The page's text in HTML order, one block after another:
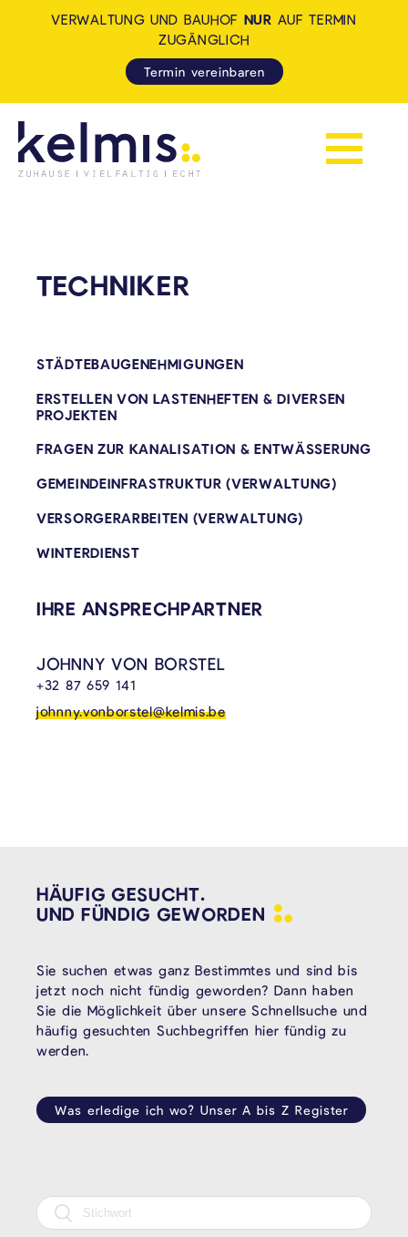
Navigation
VERWALTUNG UND BAUHOF NUR AUF TERMIN
ZUGÄNGLICH
Termin vereinbaren
TECHNIKER
STÄDTEBAUGENEHMIGUNGEN
ERSTELLEN VON LASTENHEFTEN & DIVERSEN
PROJEKTEN
FRAGEN ZUR KANALISATION & ENTWÄSSERUNG
GEMEINDEINFRASTRUKTUR (VERWALTUNG)
VERSORGERARBEITEN (VERWALTUNG)
WINTERDIENST
IHRE ANSPRECHPARTNER
JOHNNY VON BORSTEL
+32 87 659 141
johnny.vonborstel@kelmis.be
HÄUFIG GESUCHT.
UND FÜNDIG GEWORDEN
Sie suchen etwas ganz Bestimmtes und sind bis
jetzt noch nicht fündig geworden? Dann haben
Sie die Möglichkeit über unsere Schnellsuche und
häufig gesuchten Suchbegriffen hier fündig zu
werden.
Was erledige ich wo? Unser A bis Z Register